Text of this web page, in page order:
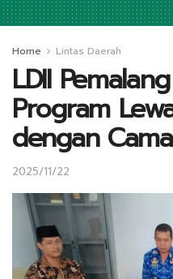
Home Lintas Daerah
LDII
Program
dengan
2025/11/22